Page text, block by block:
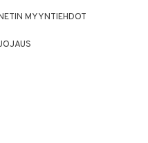
MYYNTIEHDOT